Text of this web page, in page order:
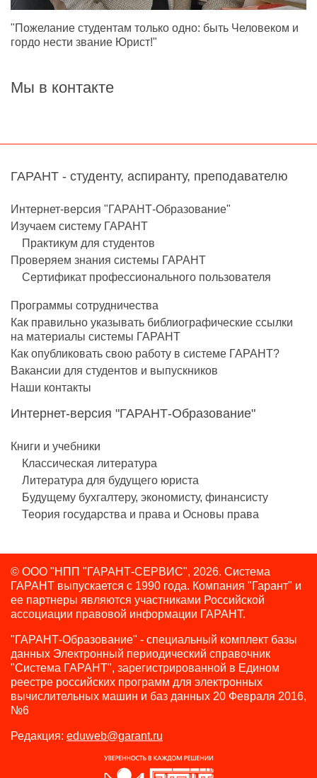
"Пожелание студентам только одно: быть Человеком и
гордо нести звание Юрист!"
Мы в контакте
ГАРАНТ - студенту, аспиранту, преподавателю
Интернет-версия "ГАРАНТ-Образование"
Изучаем систему ГАРАНТ
Практикум для студентов
Проверяем знания системы ГАРАНТ
Сертификат профессионального пользователя
Программы сотрудничества
Как правильно указывать библиографические ссылки
на материалы системы ГАРАНТ
Как опубликовать свою работу в системе ГАРАНТ?
Вакансии для студентов и выпускников
Наши контакты
Интернет-версия "ГАРАНТ-Образование"
Книги и учебники
Классическая литература
Литература для будущего юриста
Будущему бухгалтеру, экономисту, финансисту
Теория государства и права и Основы права
© ООО "НПП "ГАРАНТ-СЕРВИС", 2026. Система
ГАРАНТ выпускается с 1990 года. Компания "Гарант" и
ее партнеры являются участниками Российской
ассоциации правовой информации ГАРАНТ.
"ГАРАНТ-Образование" - специальный комплект базы
данных Электронный периодический справочник
"Система ГАРАНТ", зарегистрированной в Едином
реестре российских программ для электронных
вычислительных машин и баз данных 20 Февраля 2016,
№6
Редакция: eduweb@garant.ru